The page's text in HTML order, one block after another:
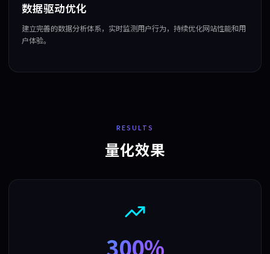
数据驱动优化
建立完善的数据分析体系，实时监测用户行为，持续优化网站性能和用
户体验。
RESULTS
量化效果
300%